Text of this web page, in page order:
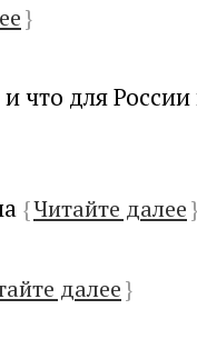
}
что для России
{Читайте далее}
далее}